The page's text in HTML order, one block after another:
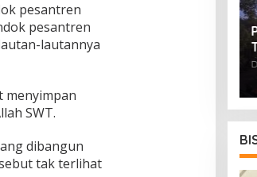
pesantren
pesantren
lautannya
menyimpan
SWT.
dibangun
tak terlihat
Pesona Danau Tondano, Ada
Kuliner Khas yang Bikin Turis
Ketagihan
|